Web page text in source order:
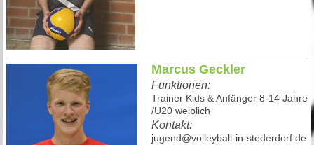
Marcus Geckler
Funktionen:
Trainer Kids & Anfänger 8-14 Jahre
/U20 weiblich
Kontakt:
jugend@volleyball-in-stederdorf.de